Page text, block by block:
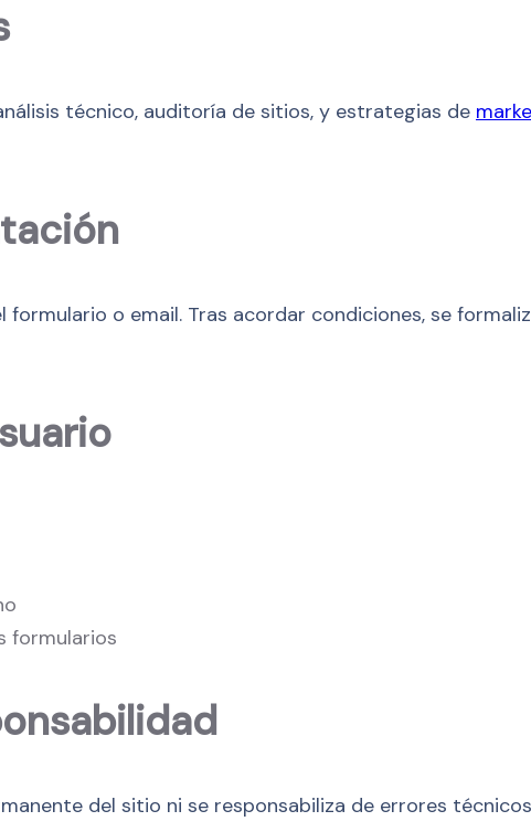
técnico, auditoría de sitios, y estrategias de
o email. Tras acordar condiciones, se
formularios
del sitio ni se responsabiliza de errores